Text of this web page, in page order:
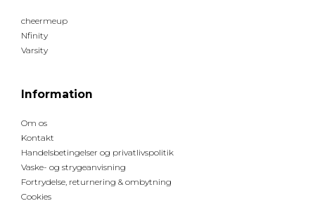
cheermeup
Nfinity
Varsity
Information
Om os
Kontakt
Handelsbetingelser og privatlivspolitik
Vaske- og strygeanvisning
Fortrydelse, returnering & ombytning
Cookies